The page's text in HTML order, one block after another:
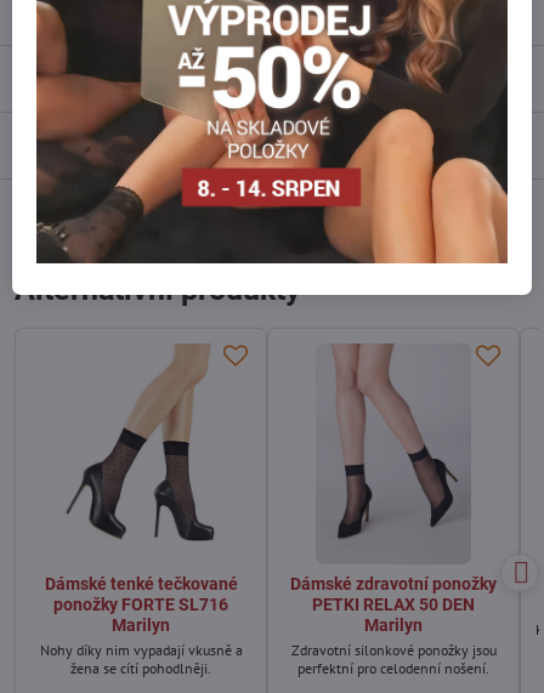
Popis
Recenze 0
Diskuse 0
Facebook Reddit WhatsApp
Alternativní produkty
Dámské tenké tečkované
ponožky FORTE SL716
Marilyn
Nohy díky nim vypadají vkusně a
žena se cítí pohodlněji.
Dámské zdravotní ponožky
PETKI RELAX 50 DEN
Marilyn
Zdravotní silonkové ponožky jsou
perfektní pro celodenní nošení.